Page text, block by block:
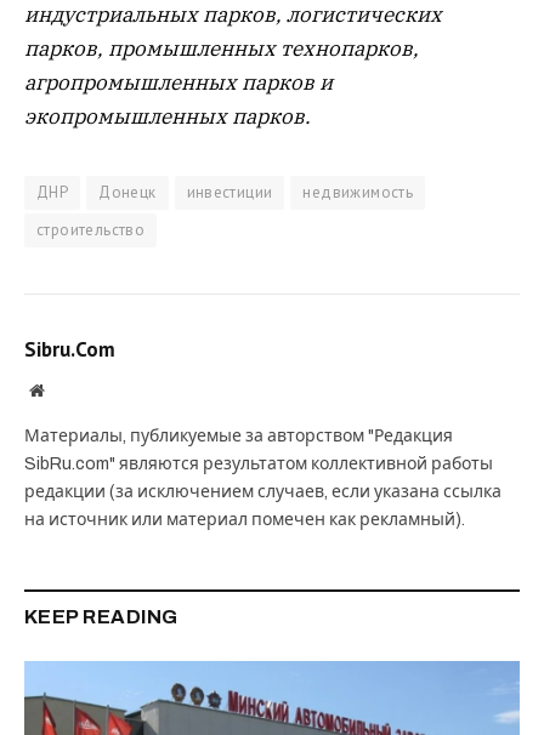
индустриальных парков, логистических
парков, промышленных технопарков,
агропромышленных парков и
экопромышленных парков.
ДНР Донецк инвестиции
недвижимость
строительство
Sibru.Com
Website
Материалы, публикуемые за авторством "Редакция
SibRu.com" являются результатом коллективной работы
редакции (за исключением случаев, если указана ссылка
на источник или материал помечен как рекламный).
KEEP READING